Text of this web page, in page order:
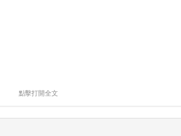
點擊打開全文